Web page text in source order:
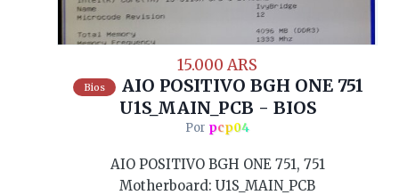
15.000 ARS
Bios
AIO POSITIVO BGH ONE 751
U1S_MAIN_PCB - BIOS
Por pcp04
AIO POSITIVO BGH ONE 751, 751
Motherboard: U1S_MAIN_PCB